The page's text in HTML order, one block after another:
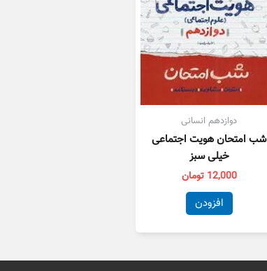
دوازدهم انسانی
شب امتحان هویت اجتماعی
خیلی سبز
12,000 تومان
افزودن